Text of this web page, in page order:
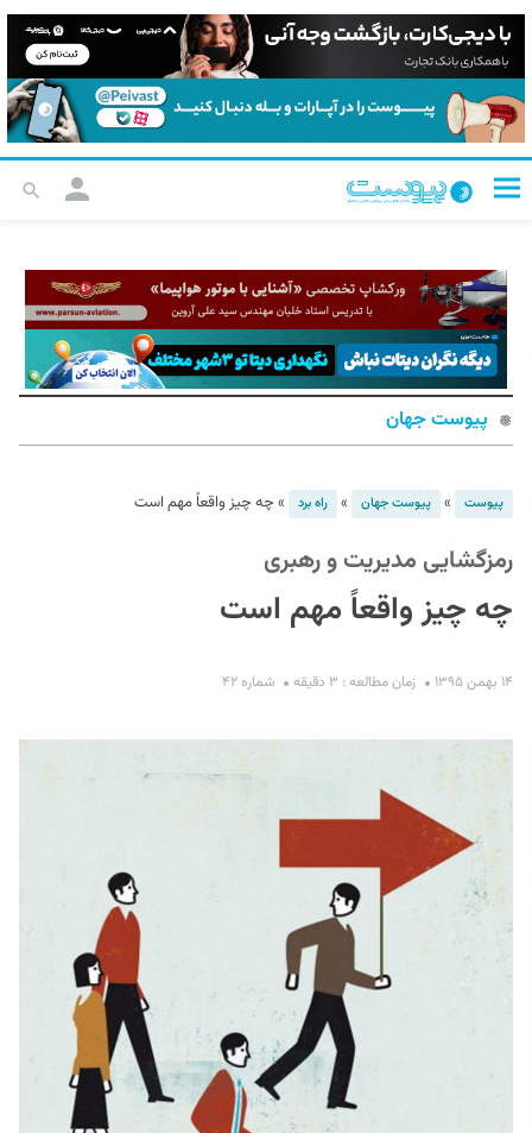
پیوست جهان
پیوست » پیوست جهان » راه برد » چه چیز واقعاً مهم است
رمزگشایی مدیریت و رهبری
چه چیز واقعاً مهم است
۱۴ بهمن ۱۳۹۵ زمان مطالعه : ۳ دقیقه شماره ۴۲